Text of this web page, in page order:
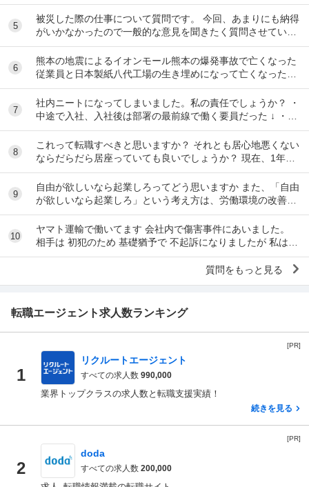
当然・表更、案内時間の遅れが多く感じ...
5
被災した際の仕事について質問です。 今回、あまりにも納得
がいかなかったので一般的な意見を聞きたく質問させていた
だきました。 職種は営業になります。 内...
6
熊本の地震によるイオンモール熊本の爆発事故で亡くなった
従業員と日本製紙八代工場の生き埋めになって亡くなった作
業員は労災が認められるのですか？
7
社内ニートになってしまいました。私の責任でしょうか？ ・
中途で入社、入社後は部署の最前線で働く要員だった ↓ ・入
社2人目で妊娠し、産休育休を合わせて2...
8
これって転職すべきと思いますか？ それとも居心地悪くない
ならだらだら居座っていても良いでしょうか？ 現在、1年半
前ぐらいに産休育休から復帰し時短勤務で働い...
9
自由が欲しいなら起業しろってどう思いますか また、「自由
が欲しいなら起業しろ」という考え方は、労働環境の改善が
不要だという意味にはならないと思うのですが
10
ヤマト運輸で働いてます 会社内で傷害事件にあいました。
相手は 初犯のため 基礎猶予で 不起訴になりましたが 私は怪
我をしています。 会社は不起訴になった...
質問をもっと見る
転職エージェント求人数ランキング
[PR]
1
リクルートエージェント
すべての求人数 990,000
業界トップクラスの求人数と転職支援実績！
続きを見る
[PR]
2
doda
すべての求人数 200,000